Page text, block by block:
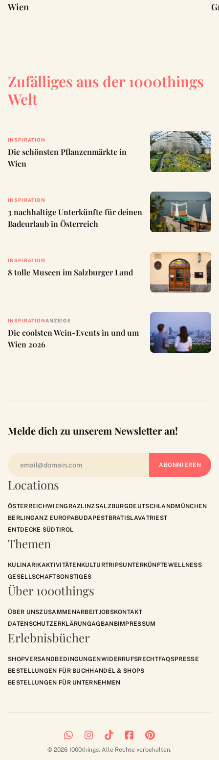
Wien
Zufälliges aus der 1000things
Welt
INSPIRATION
Die schönsten Pflanzenmärkte in
Wien
INSPIRATION
3 nachhaltige Unterkünfte für deinen
Badeurlaub in Österreich
INSPIRATION
8 tolle Museen im Salzburger Land
INSPIRATION ANZEIGE
Die coolsten Wein-Events in und um
Wien 2026
Locations
ÖSTERREICHWIENGRAZLINZSALZBURGDEUTSCHLANDMÜNCHEN
BERLINGANZ EUROPABUDAPESTBRATISLAVATRIEST
ENTDECKE SÜDTIROL
Themen
KULINARIKAKTIVITÄTENKULTURTRIPSUNTERKÜNFTEWELLNESS
GESELLSCHAFTSONSTIGES
Über 1000things
ÜBER UNSZUSAMMENARBEITJOBSKONTAKT
DATENSCHUTZERKLÄRUNGAGBANBIMPRESSUM
Erlebnisbücher
SHOPVERSANDBEDINGUNGENWIDERRUFSRECHTFAQSPRESSE
BESTELLUNGEN FÜR BUCHHANDEL & SHOPS
BESTELLUNGEN FÜR UNTERNEHMEN
Melde dich zu unserem Newsletter an!
© 2026 1000things. Alle Rechte vorbehalten.